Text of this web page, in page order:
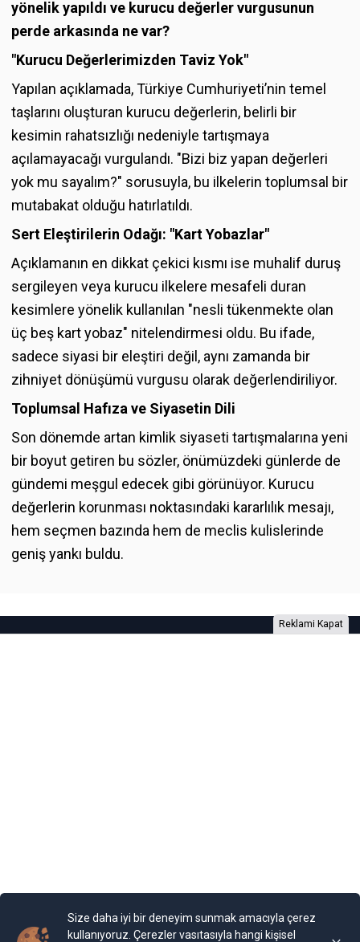
yönelik yapıldı ve kurucu değerler vurgusunun
perde arkasında ne var?
"Kurucu Değerlerimizden Taviz Yok"
Yapılan açıklamada, Türkiye Cumhuriyeti’nin temel
taşlarını oluşturan kurucu değerlerin, belirli bir
kesimin rahatsızlığı nedeniyle tartışmaya
açılamayacağı vurgulandı. "Bizi biz yapan değerleri
yok mu sayalım?" sorusuyla, bu ilkelerin toplumsal bir
mutabakat olduğu hatırlatıldı.
Sert Eleştirilerin Odağı: "Kart Yobazlar"
Açıklamanın en dikkat çekici kısmı ise muhalif duruş
sergileyen veya kurucu ilkelere mesafeli duran
kesimlere yönelik kullanılan "nesli tükenmekte olan
üç beş kart yobaz" nitelendirmesi oldu. Bu ifade,
sadece siyasi bir eleştiri değil, aynı zamanda bir
zihniyet dönüşümü vurgusu olarak değerlendiriliyor.
Toplumsal Hafıza ve Siyasetin Dili
Son dönemde artan kimlik siyaseti tartışmalarına yeni
bir boyut getiren bu sözler, önümüzdeki günlerde de
gündemi meşgul edecek gibi görünüyor. Kurucu
değerlerin korunması noktasındaki kararlılık mesajı,
hem seçmen bazında hem de meclis kulislerinde
geniş yankı buldu.
Reklami Kapat
sunulmaktadır. Burada yer alan yorum ve tavsiyeler ise genel niteliktedir. Bu
Bu nedenle, sadece burada yer alan bilgilere dayanılarak yatırım kararı
verilmesi beklentilerinize uygun sonuçlar doğurmayabilir.
Size daha iyi bir deneyim sunmak amacıyla çerez
kullanıyoruz. Çerezler vasıtasıyla hangi kişisel